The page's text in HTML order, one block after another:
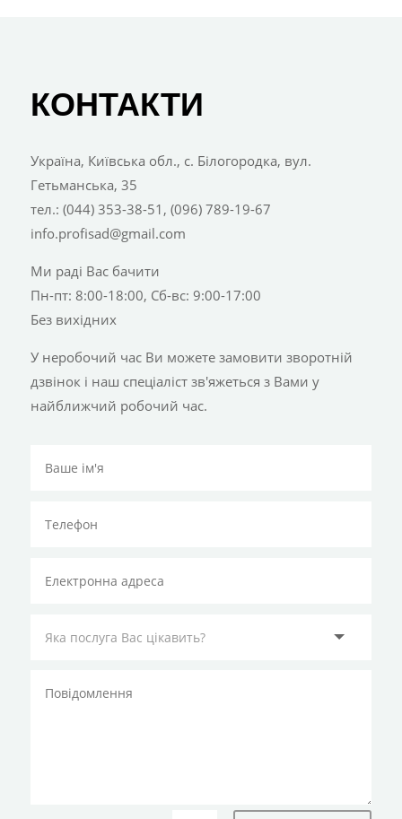
КОНТАКТИ
Україна, Київська обл., с. Білогородка, вул.
Гетьманська, 35
тел.: (044) 353-38-51, (096) 789-19-67
info.profisad@gmail.com
Ми раді Вас бачити
Пн-пт: 8:00-18:00, Сб-вс: 9:00-17:00
Без вихідних
У неробочий час Ви можете замовити зворотній
дзвінок і наш спеціаліст зв'яжеться з Вами у
найближчий робочий час.